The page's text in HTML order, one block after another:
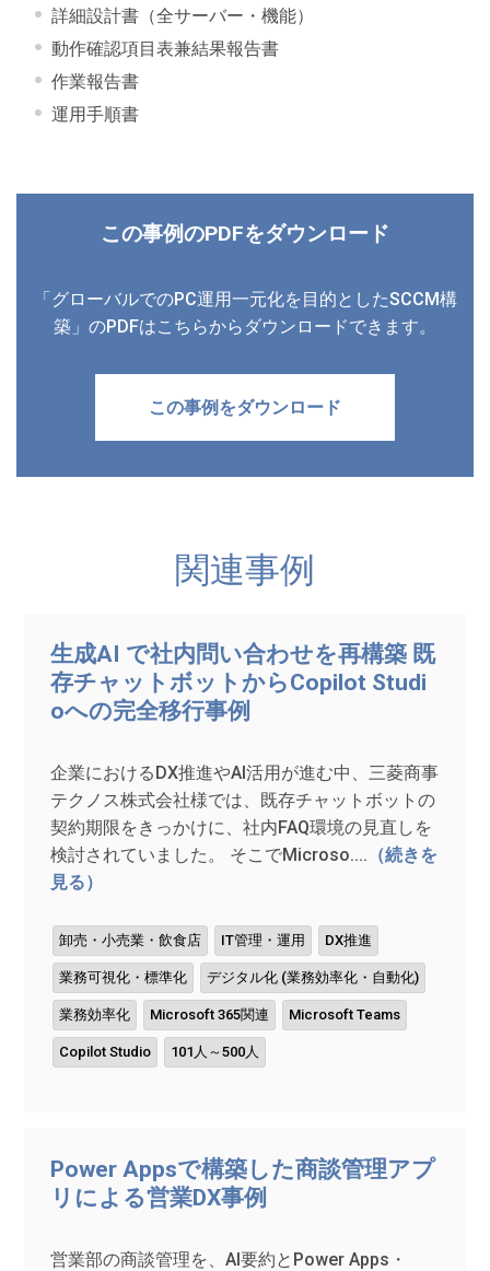
詳細設計書（全サーバー・機能）
動作確認項目表兼結果報告書
作業報告書
運用手順書
この事例のPDFをダウンロード
「グローバルでのPC運用一元化を目的としたSCCM構
築」のPDFはこちらからダウンロードできます。
この事例をダウンロード
関連事例
生成AI で社内問い合わせを再構築 既
存チャットボットからCopilot Studi
oへの完全移行事例
企業におけるDX推進やAI活用が進む中、三菱商事
テクノス株式会社様では、既存チャットボットの
契約期限をきっかけに、社内FAQ環境の見直しを
検討されていました。 そこでMicroso.... （続きを
見る）
卸売・小売業・飲食店 IT管理・運用 DX推進
業務可視化・標準化 デジタル化 (業務効率化・自動化)
業務効率化 Microsoft 365関連 Microsoft Teams
Copilot Studio 101人～500人
Power Appsで構築した商談管理アプ
リによる営業DX事例
営業部の商談管理を、AI要約とPower Apps・